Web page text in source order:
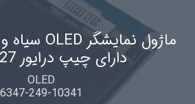
دارای چیپ درایور SSD1327
OLED
6347-249-10341